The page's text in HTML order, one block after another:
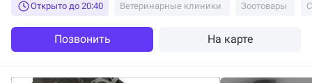
Открыто до 20:40 Ветеринарные клиники Зоотовары
Позвонить На карте